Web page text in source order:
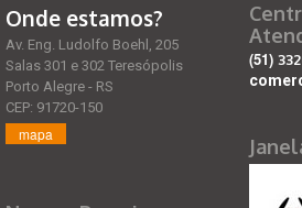
Onde estamos?
Av. Eng. Ludolfo Boehl, 205
Salas 301 e 302 Teresópolis
Porto Alegre - RS
CEP: 91720-150
mapa
(51)